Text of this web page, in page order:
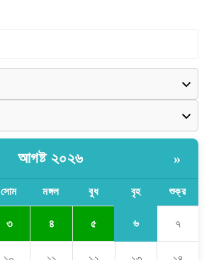
আগষ্ট ২০২৬ »
সোম মঙ্গল বুধ বৃহ শুক্র
৩ ৪ ৫ ৬ ৭